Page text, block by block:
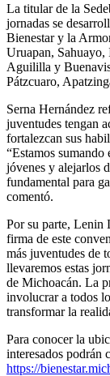
La titular de la
jornadas se
Bienestar y la
Uruapan,
Aguililla y
Pátzcuaro,
Serna Hernández
juventudes tengan
fortalezcan sus
“Estamos sumando
jóvenes y alejarlos
fundamental para
comentó.
Por su parte, Lenin
firma de este
más juventudes de
llevaremos estas
de Michoacán. La
involucrar a todos
transformar la
Para conocer la
interesados podrán
https://